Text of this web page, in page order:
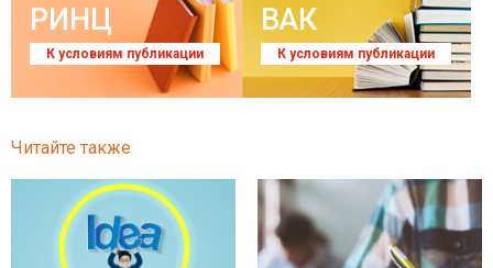
РИНЦ
К условиям публикации
ВАК
К условиям публикации
Читайте также